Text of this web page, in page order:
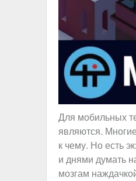
Для мобильных
являются.
к чему. Но есть
и днями думать
мозгам